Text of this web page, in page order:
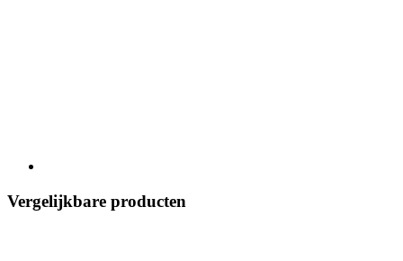
Vergelijkbare producten